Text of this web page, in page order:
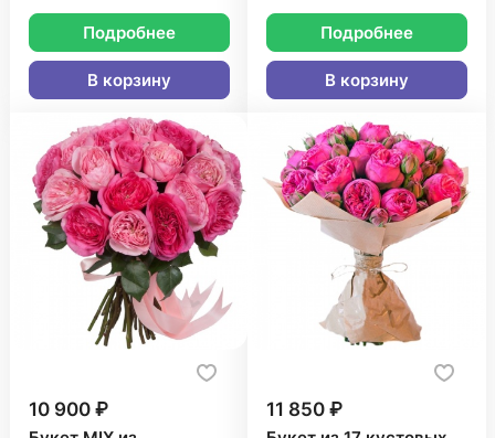
Подробнее
В корзину
Подробнее
В корзину
10 900 ₽ 11 850 ₽